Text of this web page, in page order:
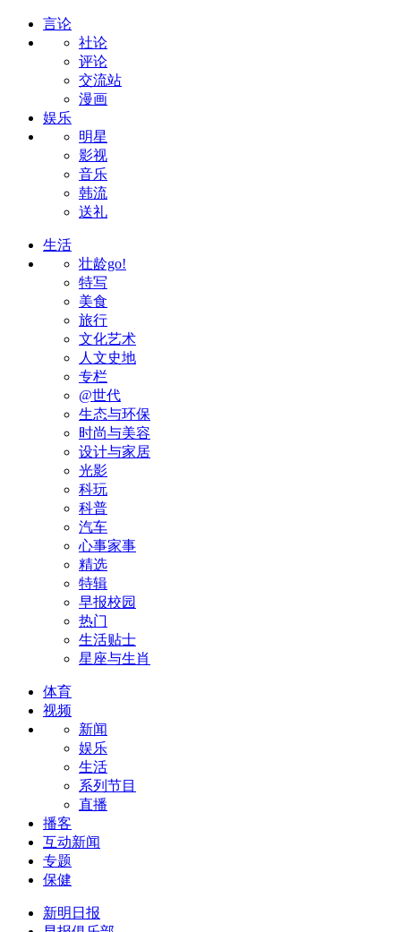
言论
社论
评论
交流站
漫画
娱乐
明星
影视
音乐
韩流
送礼
生活
壮龄go!
特写
美食
旅行
文化艺术
人文史地
专栏
@世代
生态与环保
时尚与美容
设计与家居
光影
科玩
科普
汽车
心事家事
精选
特辑
早报校园
热门
生活贴士
星座与生肖
体育
视频
新闻
娱乐
生活
系列节目
直播
播客
互动新闻
专题
保健
新明日报